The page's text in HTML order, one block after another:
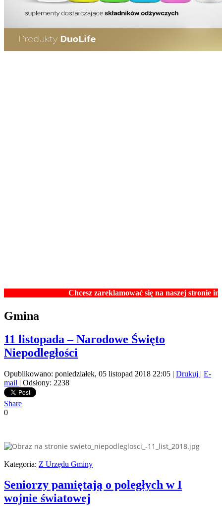
Chcesz zareklamować się na naszej stronie
Gmina
11 listopada – Narodowe Święto
Niepodległości
Opublikowano: poniedziałek, 05 listopad 2018 22:05 | Drukuj | E-
mail | Odsłony: 2238
Share
0
Kategoria: Z Urzędu Gminy
Seniorzy pamiętają o poległych w I
wojnie światowej